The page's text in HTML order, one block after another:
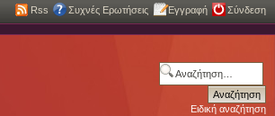
Rss Συχνές Ερωτήσεις Εγγραφή Σύνδεση
Ειδική αναζήτηση